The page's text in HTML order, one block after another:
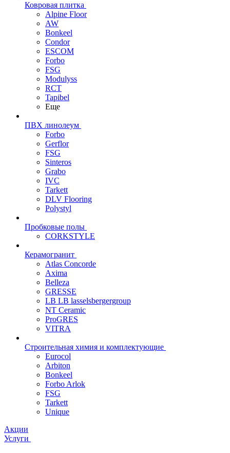
Ковровая плитка
Alpine Floor
AW
Bonkeel
Condor
ESCOM
Forbo
FSG
Modulyss
RCT
Tapibel
Еще
ПВХ линолеум
Forbo
Gerflor
FSG
Sinteros
Grabo
IVC
Tarkett
DLV Flooring
Polystyl
Пробковые полы
CORKSTYLE
Керамогранит
Atlas Concorde
Axima
Belleza
GRESSE
LB LB lasselsbergergroup
NT Ceramic
ProGRES
VITRA
Строительная химия и комплектующие
Eurocol
Arbiton
Bonkeel
Forbo Arlok
FSG
Tarkett
Unique
Акции
Услуги